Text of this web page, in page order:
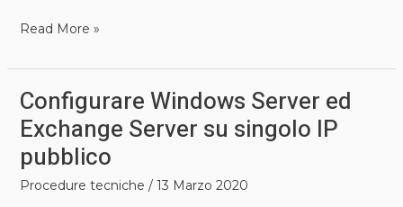
con
Encrypt
Read More »
Configurare Windows Server ed
Exchange Server su singolo IP
pubblico
Procedure tecniche / 13 Marzo 2020
Configurare
Windows
Server
ed
Exchange